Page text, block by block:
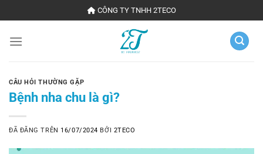
đến
nội
CÔNG TY TNHH 2TECO
CÂU HỎI THƯỜNG GẶP
Bệnh nha chu là gì?
ĐÃ ĐĂNG TRÊN 16/07/2024 BỞI 2TECO